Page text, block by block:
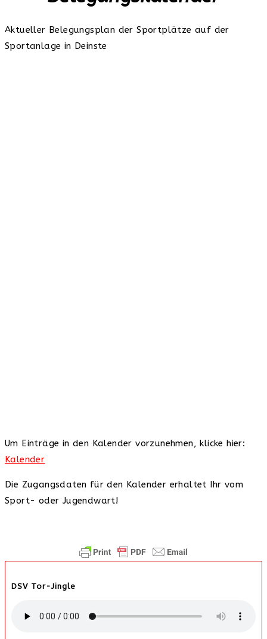
Aktueller Belegungsplan der Sportplätze auf der
Sportanlage in Deinste
Um Einträge in den Kalender vorzunehmen, klicke hier:
Kalender
Die Zugangsdaten für den Kalender erhaltet Ihr vom
Sport- oder Jugendwart!
DSV Tor-Jingle